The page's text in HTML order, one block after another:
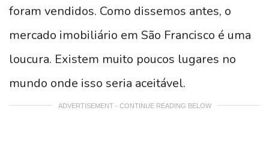
foram vendidos. Como dissemos antes, o
mercado imobiliário em São Francisco é uma
loucura. Existem muito poucos lugares no
mundo onde isso seria aceitável.
ADVERTISEMENT - CONTINUE READING BELOW